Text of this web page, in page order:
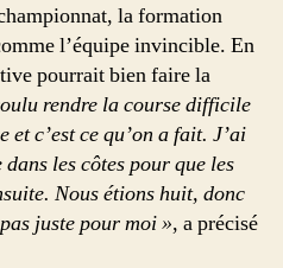
la formation
l’équipe invincible. En
pourrait bien faire la
rendre la course difficile
c’est ce qu’on a fait. J’ai
les côtes pour que les
Nous étions huit, donc
juste pour moi », a précisé